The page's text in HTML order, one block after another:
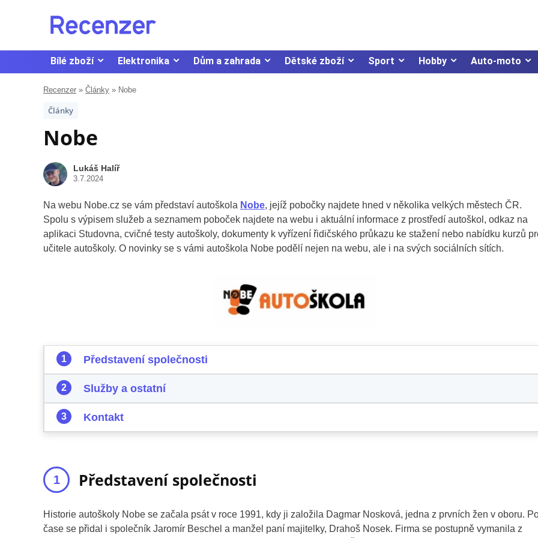
Bílé zboží Elektronika Dům a zahrada Dětské zboží Sport Hobby Auto-moto
Recenzer » Články » Nobe
Články
Nobe
Lukáš Halíř
3.7.2024
Na webu Nobe.cz se vám představí autoškola Nobe, jejíž pobočky najdete hned v několika velkých městech ČR.
Spolu s výpisem služeb a seznamem poboček najdete na webu i aktuální informace z prostředí autoškol, odkaz na
aplikaci Studovna, cvičné testy autoškoly, dokumenty k vyřízení řidičského průkazu ke stažení nebo nabídku kurzů
učitele autoškoly. O novinky se s vámi autoškola Nobe podělí nejen na webu, ale i na svých sociálních sítích.
Představení společnosti
Služby a ostatní
Kontakt
Představení společnosti
Historie autoškoly Nobe se začala psát v roce 1991, kdy ji založila Dagmar Nosková, jedna z prvních žen v oboru.
čase se přidal i společník Jaromír Beschel a manžel paní majitelky, Drahoš Nosek. Firma se postupně vymanila z